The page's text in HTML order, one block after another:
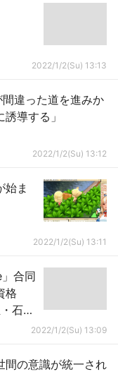
2022/1/2(Su) 13:13
間違った道を進みか
導する」
2022/1/2(Su) 13:12
始ま
2022/1/2(Su) 13:11
合同
格
石山
2022/1/2(Su) 13:09
間の意識が統一され